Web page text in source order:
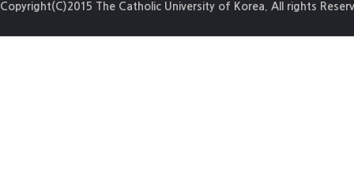
Copyright(C)2015 The Catholic University of Korea. All rights